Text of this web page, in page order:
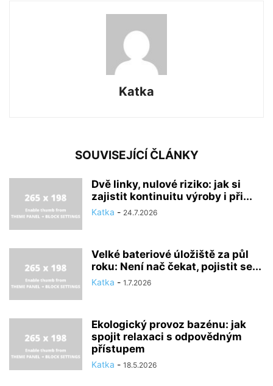
Katka
SOUVISEJÍCÍ ČLÁNKY
Dvě linky, nulové riziko: jak si
zajistit kontinuitu výroby i při...
Katka - 24.7.2026
Velké bateriové úložiště za půl
roku: Není nač čekat, pojistit se...
Katka - 1.7.2026
Ekologický provoz bazénu: jak
spojit relaxaci s odpovědným
přístupem
Katka - 18.5.2026